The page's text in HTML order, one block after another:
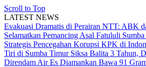
Scroll to Top
LATEST NEWS
Evakuasi Dramatis di Perairan NTT: ABK
Selamatkan Pemancing Asal Fatululi
Strategis Pencegahan Korupsi KPK di
Tiri di Sumba Timur Siksa Balita 3 Tahun,
Direndam Air Es Diamankan Bawa 91